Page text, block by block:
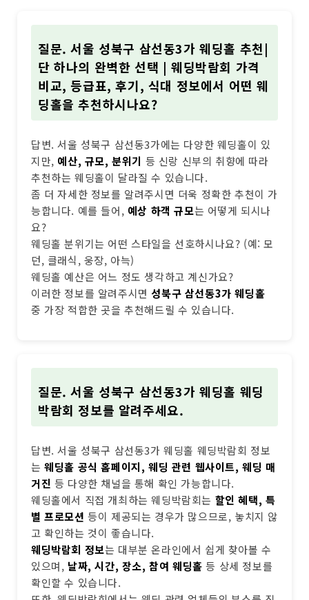
질문. 서울 성북구 삼선동3가 웨딩홀 추천|
단 하나의 완벽한 선택 | 웨딩박람회 가격
비교, 등급표, 후기, 식대 정보에서 어떤 웨
딩홀을 추천하시나요?
답변. 서울 성북구 삼선동3가에는 다양한 웨딩홀이 있
지만, 예산, 규모, 분위기 등 신랑 신부의 취향에 따라
추천하는 웨딩홀이 달라질 수 있습니다.
좀 더 자세한 정보를 알려주시면 더욱 정확한 추천이 가
능합니다. 예를 들어, 예상 하객 규모는 어떻게 되시나
요?
웨딩홀 분위기는 어떤 스타일을 선호하시나요? (예: 모
던, 클래식, 웅장, 아늑)
웨딩홀 예산은 어느 정도 생각하고 계신가요?
이러한 정보를 알려주시면 성북구 삼선동3가 웨딩홀
중 가장 적합한 곳을 추천해드릴 수 있습니다.
질문. 서울 성북구 삼선동3가 웨딩홀 웨딩
박람회 정보를 알려주세요.
답변. 서울 성북구 삼선동3가 웨딩홀 웨딩박람회 정보
는웨딩홀 공식 홈페이지, 웨딩 관련 웹사이트, 웨딩 매
거진 등 다양한 채널을 통해 확인 가능합니다.
웨딩홀에서 직접 개최하는 웨딩박람회는 할인 혜택, 특
별 프로모션 등이 제공되는 경우가 많으므로, 놓치지 않
고 확인하는 것이 좋습니다.
웨딩박람회 정보는 대부분 온라인에서 쉽게 찾아볼 수
있으며, 날짜, 시간, 장소, 참여 웨딩홀 등 상세 정보를
확인할 수 있습니다.